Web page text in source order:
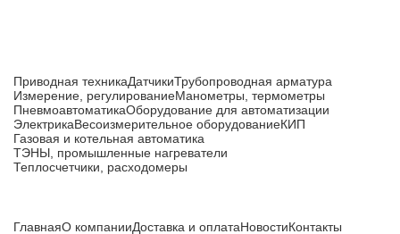
Приводная техникаДатчикиТрубопроводная арматура
Измерение, регулированиеМанометры, термометры
ПневмоавтоматикаОборудование для автоматизации
ЭлектрикаВесоизмерительное оборудованиеКИП
Газовая и котельная автоматика
ТЭНЫ, промышленные нагреватели
Теплосчетчики, расходомеры
ГлавнаяО компанииДоставка и оплатаНовостиКонтакты